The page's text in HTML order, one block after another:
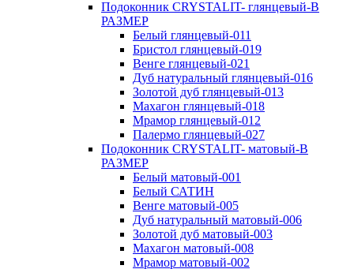
Подоконник CRYSTALIT- глянцевый-В
РАЗМЕР
Белый глянцевый-011
Бристол глянцевый-019
Венге глянцевый-021
Дуб натуральный глянцевый-016
Золотой дуб глянцевый-013
Махагон глянцевый-018
Мрамор глянцевый-012
Палермо глянцевый-027
Подоконник CRYSTALIT- матовый-В
РАЗМЕР
Белый матовый-001
Белый САТИН
Венге матовый-005
Дуб натуральный матовый-006
Золотой дуб матовый-003
Махагон матовый-008
Мрамор матовый-002